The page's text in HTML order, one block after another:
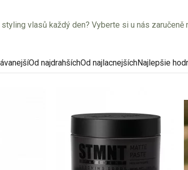
vlasů každý den? Vyberte si u nás
Od najdrahšíchOd najlacnejšíchNajlepšie